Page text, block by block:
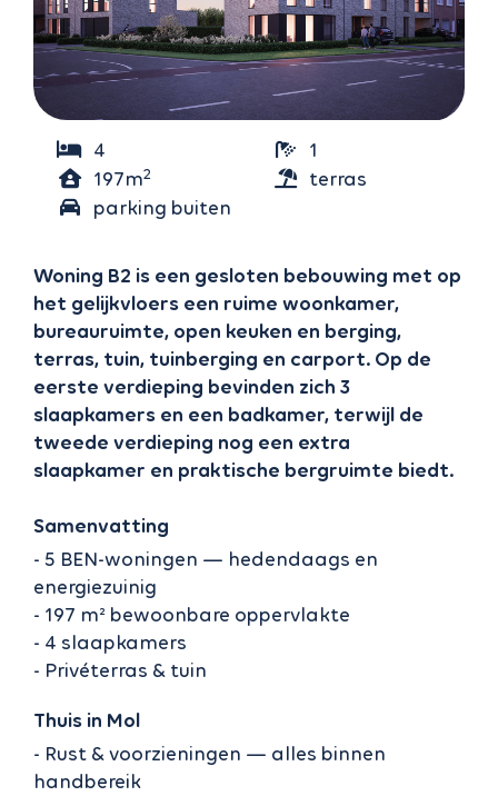
4
1
197m2
terras
parking buiten
Woning B2 is een gesloten bebouwing met op
het gelijkvloers een ruime woonkamer,
bureauruimte, open keuken en berging,
terras, tuin, tuinberging en carport. Op de
eerste verdieping bevinden zich 3
slaapkamers en een badkamer, terwijl de
tweede verdieping nog een extra
slaapkamer en praktische bergruimte biedt.
Samenvatting
- 5 BEN-woningen — hedendaags en
energiezuinig
- 197 m² bewoonbare oppervlakte
- 4 slaapkamers
- Privéterras & tuin
Thuis in Mol
- Rust & voorzieningen — alles binnen
handbereik